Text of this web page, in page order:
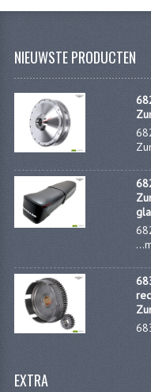
NIEUWSTE PRODUCTEN
...
EXTRA